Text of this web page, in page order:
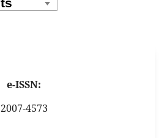
e-ISSN:
2007-4573